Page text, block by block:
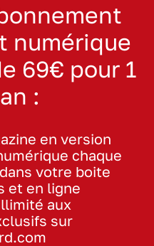
numérique
69€ pour 1
an :
en version
chaque
votre boite
et en ligne
aux
sur